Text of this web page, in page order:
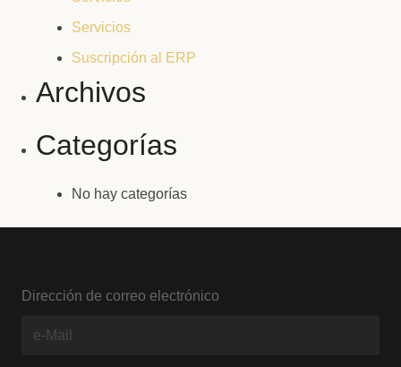
Servicios
Suscripción al ERP
Archivos
Categorías
No hay categorías
Dirección de correo electrónico